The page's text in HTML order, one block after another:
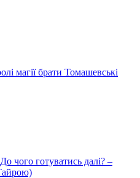
магії брати Томашевські
чого готуватись далі? –